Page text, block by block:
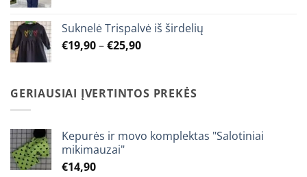
through
€15,90
Suknelė Trispalvė iš širdelių
€19,90–€25,90Price
through
€25,90
GERIAUSIAI ĮVERTINTOS PREKĖS
Kepurės ir movo komplektas "Salotiniai
mikimauzai"
€14,90